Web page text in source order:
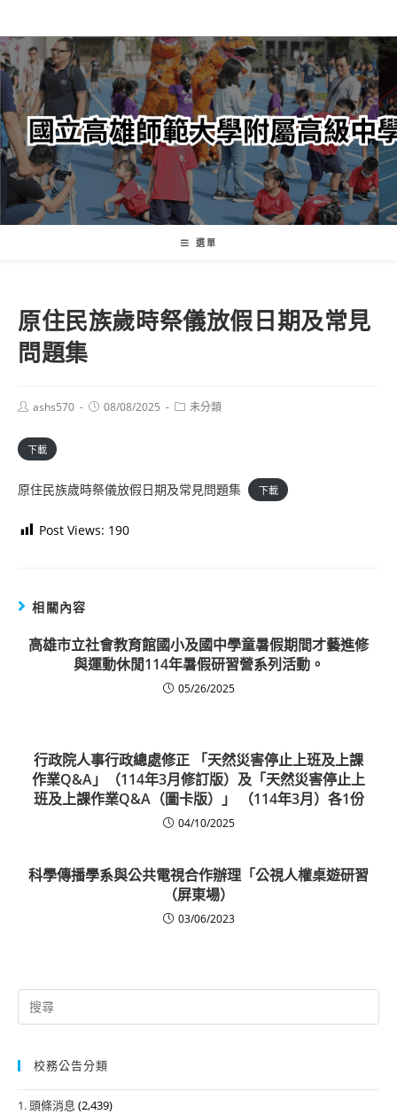
轉
至
主
內
容
選單
原住民族歲時祭儀放假日期及常見
問題集
Postashs570
Post08/08/2025
Post未分類
下載
原住民族歲時祭儀放假日期及常見問題集 下載
Post Views: 190
相關內容
高雄市立社會教育館國小及國中學童暑假期間才藝進修
與運動休閒114年暑假研習營系列活動。
05/26/2025
行政院人事行政總處修正 「天然災害停止上班及上課
作業Q&A」（114年3月修訂版）及「天然災害停止上
班及上課作業Q&A（圖卡版）」 （114年3月）各1份
04/10/2025
科學傳播學系與公共電視合作辦理「公視人權桌遊研習
（屏東場）
03/06/2023
Search
for:
校務公告分類
1. 頭條消息 (2,439)